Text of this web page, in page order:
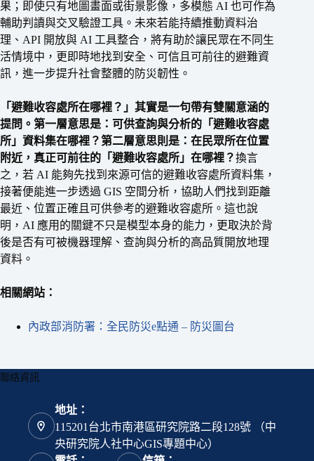
果；即使只有地圖畫面或街景影像，多模態 AI 也可作為
輔助判讀與交叉驗證工具。未來若能持續推動資料治
理、API 開放與 AI 工具整合，將有助於讓民眾在不同生
活情境中，更即時地找到安全、可信且可前往的避難資
訊，進一步提升社會整體的防災韌性。
「避難收容處所在哪裡？」其實是一句帶有雙關意涵的
提問。第一層意思是：可供查詢與分析的「避難收容處
所」資料集在哪裡？第二層意思則是：在民眾所在位置
附近，真正可前往的「避難收容處所」在哪裡？換言
之，若 AI 能夠先找到來源可信的避難收容處所資料集，
接著便能進一步透過 GIS 空間分析，協助人們找到距離
最近、位置正確且可供參考的避難收容處所。這也說
明，AI 應用的關鍵不只是模型本身的能力，更取決於背
後是否有可被機器理解、查詢與分析的高品質開放地理
資料。
相關網站：
內政部消防署：全民防災e點通 – 防災圖台
聯絡資訊
地址：
115201台北市南港區研究院路二段128號 （中
央研究院人社中心GIS專題中心）